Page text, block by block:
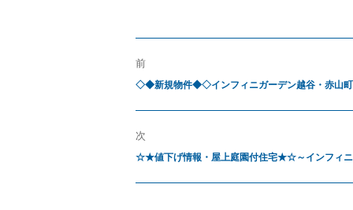
前
◇◆新規物件◆◇インフィニガーデン越谷・赤山町
次
☆★値下げ情報・屋上庭園付住宅★☆～インフィニ